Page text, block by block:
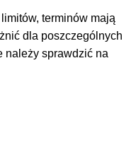
terminów mają
dla poszczególnych
należy sprawdzić na